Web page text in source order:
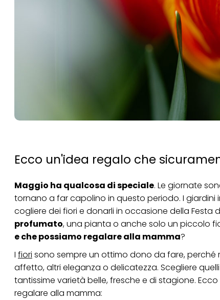
Ecco un'idea regalo che
Maggio ha qualcosa di speciale. Le giornate
tornano a far capolino in questo periodo. I giardini
cogliere dei fiori e donarli in occasione della
profumato, una pianta o anche solo un piccolo
e che possiamo regalare alla mamma?
I fiori sono sempre un ottimo dono da fare,
affetto, altri eleganza o delicatezza. Scegliere
tantissime varietà belle, fresche e di stagione.
regalare alla mamma: